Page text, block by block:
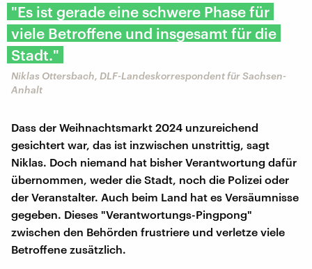
"Es ist gerade eine schwere Phase für
viele Betroffene und insgesamt für die
Stadt."
Niklas Ottersbach, DLF-Landeskorrespondent für Sachsen-
Anhalt
Dass der Weihnachtsmarkt 2024 unzureichend
gesichtert war, das ist inzwischen unstrittig, sagt
Niklas. Doch niemand hat bisher Verantwortung dafür
übernommen, weder die Stadt, noch die Polizei oder
der Veranstalter. Auch beim Land hat es Versäumnisse
gegeben. Dieses "Verantwortungs-Pingpong"
zwischen den Behörden frustriere und verletze viele
Betroffene zusätzlich.